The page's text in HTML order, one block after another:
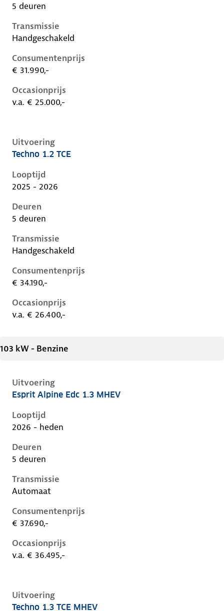
5 deuren
Transmissie
Handgeschakeld
Consumentenprijs
€ 31.990,-
Occasionprijs
v.a. € 25.000,-
Uitvoering
Renault Captur ii-1e-facelift, 1.2 tce, 84 kW, Benzine,
Techno 1.2 TCE
Looptijd
2025 - 2026
Deuren
5 deuren
Transmissie
Handgeschakeld
Consumentenprijs
€ 34.190,-
Occasionprijs
v.a. € 26.400,-
103 kW - Benzine
Uitvoering
Renault Captur ii-1e-facelift, 1.3 mhev, 103 kW,
Esprit Alpine Edc 1.3 MHEV
Looptijd
2026 - heden
Deuren
5 deuren
Transmissie
Automaat
Consumentenprijs
€ 37.690,-
Occasionprijs
v.a. € 36.495,-
Uitvoering
Techno 1.3 TCE MHEV